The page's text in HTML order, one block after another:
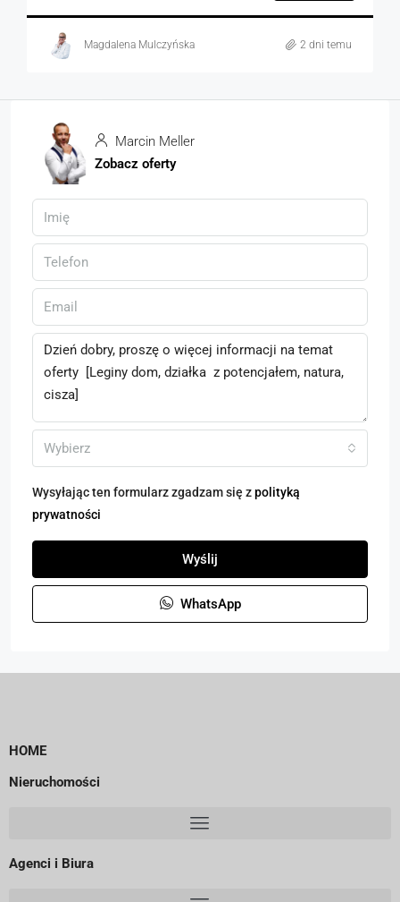
Magdalena Mulczyńska 2 dni temu
Marcin Meller
Zobacz oferty
Wybierz
Wysyłając ten formularz zgadzam się zpolityką
prywatności
Wyślij
WhatsApp
HOME
Nieruchomości
Agenci i Biura